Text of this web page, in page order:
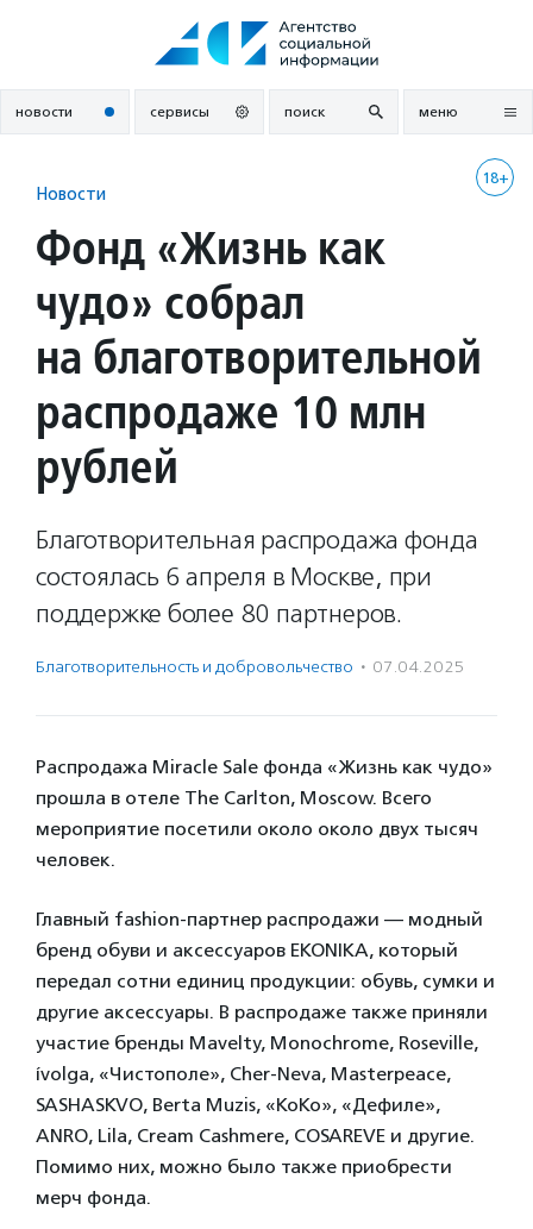
новости сервисы поиск меню
18+
Новости
Фонд «Жизнь как
чудо» собрал
на благотворительной
распродаже 10 млн
рублей
Благотворительная распродажа фонда
состоялась 6 апреля в Москве, при
поддержке более 80 партнеров.
Благотвори­тель­ность и доброволь­чест­во · 07.04.2025
Распродажа Miracle Sale фонда «Жизнь как чудо»
прошла в отеле The Carlton, Moscow. Всего
мероприятие посетили около около двух тысяч
человек.
Главный fashion-партнер распродажи — модный
бренд обуви и аксессуаров EKONIKA, который
передал сотни единиц продукции: обувь, сумки и
другие аксессуары. В распродаже также приняли
участие бренды Mavelty, Monochrome, Roseville,
ívolga, «Чистополе», Cher-Neva, Masterpeace,
SASHASKVO, Berta Muzis, «КоКо», «Дефиле»,
ANRO, Lila, Cream Cashmere, COSAREVE и другие.
Помимо них, можно было также приобрести
мерч фонда.